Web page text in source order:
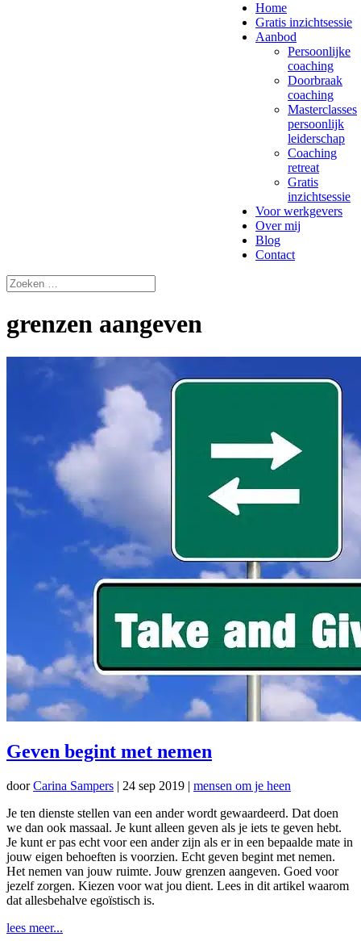
Home
Gratis inzichtsessie
Aanbod
Persoonlijke
coaching
Doorbraak
coaching
Masterclasses
persoonlijk
leiderschap
Coaching
retreat
Gratis
inzichtsessie
Voor werkgevers
Over mij
Blog
Contact
grenzen aangeven
Geven begint met nemen
doorCarina Sampers | 24 sep 2019 | mensen om je heen
Je ten dienste stellen van een ander wordt gewaardeerd. Dat doen
we dan ook massaal. Je kunt alleen geven als je iets te geven hebt.
Je kunt er pas echt voor een ander zijn als er in een bepaalde mate in
jouw eigen behoeften is voorzien. Echt geven begint met nemen.
Het nemen van jouw ruimte. Jouw grenzen aangeven. Goed voor
jezelf zorgen. Kiezen voor wat jou dient. Lees in dit artikel waarom
dat allesbehalve egoïstisch is.
lees meer...